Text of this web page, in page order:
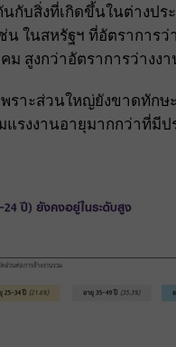
กับสิ่งที่เกิดขึ้นในต่างป
ในสหรัฐฯ ที่อัตราการ
สูงกว่าอัตราการว่างง
พราะส่วนใหญ่ยังขาดทักษ
รงงานอายุมากกว่าที่มี